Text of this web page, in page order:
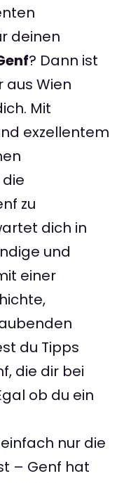
deinen
? Dann ist
aus Wien
Mit
exzellentem
zu
dich in
und
einer
du Tipps
die dir bei
ob du ein
nur die
– Genf hat